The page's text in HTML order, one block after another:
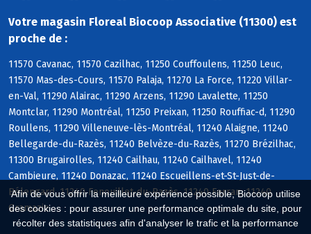
Afin de vous offrir la meilleure expérience possible, Biocoop utilise
des cookies : pour assurer une performance optimale du site, pour
récolter des statistiques afin d'analyser le trafic et la performance
Votre magasin Floreal Biocoop Associative (11300) est
proche de :
11570 Cavanac, 11570 Cazilhac, 11250 Couffoulens, 11250 Leuc,
11570 Mas-des-Cours, 11570 Palaja, 11270 La Force, 11220 Villar-
en-Val, 11290 Alairac, 11290 Arzens, 11290 Lavalette, 11250
Montclar, 11290 Montréal, 11250 Preixan, 11250 Rouffiac-d, 11290
Roullens, 11290 Villeneuve-lès-Montréal, 11240 Alaigne, 11240
Bellegarde-du-Razès, 11240 Belvèze-du-Razès, 11270 Brézilhac,
11300 Brugairolles, 11240 Cailhau, 11240 Cailhavel, 11240
Cambieure, 11240 Donazac, 11240 Escueillens-et-St-Just-de-
Bélengard, 11240 Fenouillet-du-Razès, 11240 Ferran, 11240
Gramazie